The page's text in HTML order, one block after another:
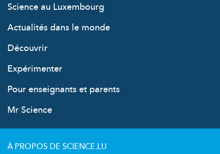
Science au Luxembourg
Actualités dans le monde
Découvrir
Expérimenter
Pour enseignants et parents
Mr Science
À PROPOS DE SCIENCE.LU